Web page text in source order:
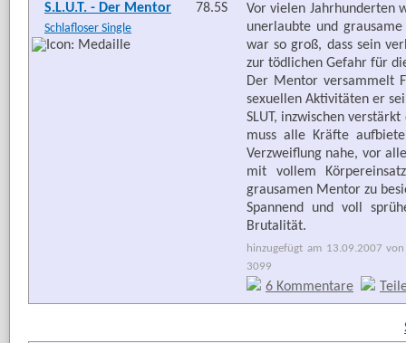
S.L.U.T. - Der Mentor
Schlafloser Single
78.5S
Vor vielen Jahrhunderten
unerlaubte und
war so groß, dass sein
zur tödlichen Gefahr für
Der Mentor versammelt
sexuellen Aktivitäten er
SLUT, inzwischen
muss alle Kräfte
Verzweiflung nahe, vor
mit vollem
grausamen Mentor zu
Spannend und voll
Brutalität.
hinzugefügt am 13.09.2007
3099
6 Kommentare